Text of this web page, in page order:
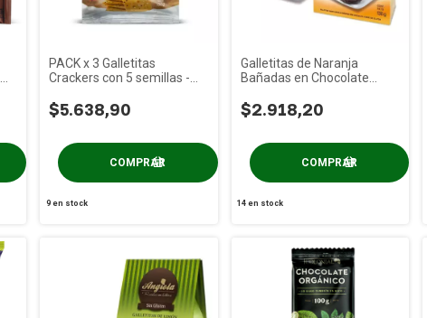
PACK x 3 Galletitas
Crackers con 5 semillas -
$5.638,90
9en stock
Galletitas de Naranja
Bañadas en Chocolate
$2.918,20
14 en stock